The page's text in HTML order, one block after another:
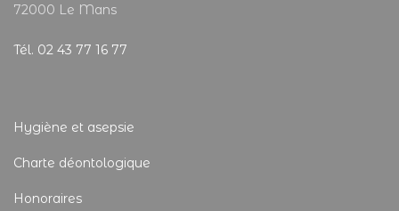
72000 Le Mans
Tél. 02 43 77 16 77
Hygiène et asepsie
Charte déontologique
Honoraires